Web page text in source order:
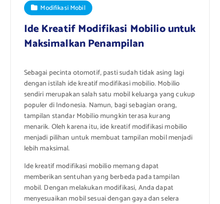
Modifikasi Mobil
Ide Kreatif Modifikasi Mobilio untuk
Maksimalkan Penampilan
Sebagai pecinta otomotif, pasti sudah tidak asing lagi
dengan istilah ide kreatif modifikasi mobilio. Mobilio
sendiri merupakan salah satu mobil keluarga yang cukup
populer di Indonesia. Namun, bagi sebagian orang,
tampilan standar Mobilio mungkin terasa kurang
menarik. Oleh karena itu, ide kreatif modifikasi mobilio
menjadi pilihan untuk membuat tampilan mobil menjadi
lebih maksimal.
Ide kreatif modifikasi mobilio memang dapat
memberikan sentuhan yang berbeda pada tampilan
mobil. Dengan melakukan modifikasi, Anda dapat
menyesuaikan mobil sesuai dengan gaya dan selera